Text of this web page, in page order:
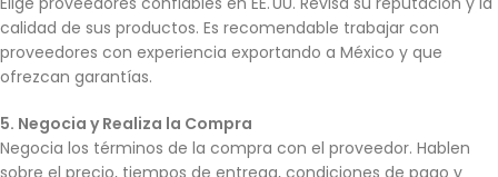
calidad de sus productos. Es recomendable trabajar con
proveedores con experiencia exportando a México y que
ofrezcan garantías.
5. Negocia y Realiza la Compra
Negocia los términos de la compra con el proveedor. Hablen